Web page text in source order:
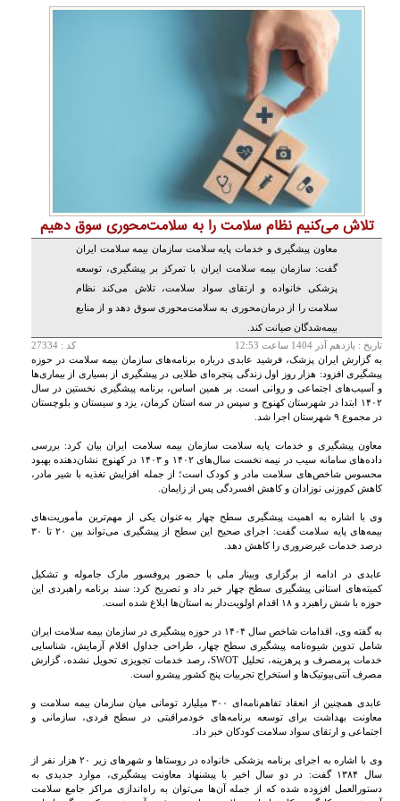
تلاش می‌کنیم نظام سلامت را به سلامت‌محوری سوق دهیم
معاون پیشگیری و خدمات پایه سلامت سازمان بیمه سلامت ایران
گفت: سازمان بیمه سلامت ایران با تمرکز بر پیشگیری، توسعه
پزشکی خانواده و ارتقای سواد سلامت، تلاش می‌کند نظام
سلامت را از درمان‌محوری به سلامت‌محوری سوق دهد و از منابع
بیمه‌شدگان صیانت کند.
تاريخ : يازدهم آذر 1404 ساعت 12:53
کد : 27334
به گزارش ایران پزشک، فرشید عابدی درباره برنامه‌های سازمان بیمه سلامت در حوزه
پیشگیری افزود: هزار روز اول زندگی پنجره‌ای طلایی در پیشگیری از بسیاری از بیماری‌ها
و آسیب‌های اجتماعی و روانی است. بر همین اساس، برنامه پیشگیری نخستین در سال
۱۴۰۲ ابتدا در شهرستان کهنوج و سپس در سه استان کرمان، یزد و سیستان‌ و بلوچستان
در مجموع ۹ شهرستان اجرا شد.
معاون پیشگیری و خدمات پایه سلامت سازمان بیمه سلامت ایران بیان کرد: بررسی
داده‌های سامانه سیب در نیمه نخست سال‌های ۱۴۰۲ و ۱۴۰۳ در کهنوج نشان‌دهنده بهبود
محسوس شاخص‌های سلامت مادر و کودک است؛ از جمله افزایش تغذیه با شیر مادر،
کاهش کم‌وزنی نوزادان و کاهش افسردگی پس از زایمان.
وی با اشاره به اهمیت پیشگیری سطح چهار به‌عنوان یکی از مهم‌ترین مأموریت‌های
بیمه‌های پایه سلامت گفت: اجرای صحیح این سطح از پیشگیری می‌تواند بین ۲۰ تا ۳۰
درصد خدمات غیرضروری را کاهش دهد.
عابدی در ادامه از برگزاری وبینار ملی با حضور پروفسور مارک جاموله و تشکیل
کمیته‌های استانی پیشگیری سطح چهار خبر داد و تصریح کرد: سند برنامه راهبردی این
حوزه با شش راهبرد و ۱۸ اقدام اولویت‌دار به استان‌ها ابلاغ شده است.
به گفته وی، اقدامات شاخص سال ۱۴۰۴ در حوزه پیشگیری در سازمان بیمه سلامت ایران
شامل تدوین شیوه‌نامه پیشگیری سطح چهار، طراحی جداول اقلام آزمایش، شناسایی
خدمات پرمصرف و پرهزینه، تحلیل SWOT، رصد خدمات تجویزی تحویل‌ نشده، گزارش
مصرف آنتی‌بیوتیک‌ها و استخراج تجربیات پنج کشور پیشرو است.
عابدی همچنین از انعقاد تفاهم‌نامه‌ای ۳۰۰ میلیارد تومانی میان سازمان بیمه سلامت و
معاونت بهداشت برای توسعه برنامه‌های خودمراقبتی در سطح فردی، سازمانی و
اجتماعی و ارتقای سواد سلامت کودکان خبر داد.
وی با اشاره به اجرای برنامه پزشکی خانواده در روستاها و شهرهای زیر ۲۰ هزار نفر از
سال ۱۳۸۴ گفت: در دو سال اخیر با پیشنهاد معاونت پیشگیری، موارد جدیدی به
دستورالعمل افزوده شده که از جمله آن‌ها می‌توان به راه‌اندازی مراکز جامع سلامت